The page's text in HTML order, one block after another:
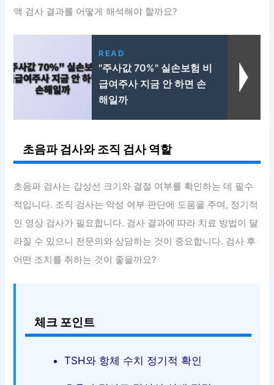
액 검사 결과를 어떻게 해석해야 할까요?
READ
"주사값 70%" 실손보험 비
급여주사 지금 안 하면 손
해일까
초음파 검사와 조직 검사 역할
초음파 검사는 갑상선 크기와 결절 여부를 확인하는 데 필수
적입니다. 조직 검사는 악성 여부 판단에 도움을 주며, 정기적
인 영상 검사가 필요합니다. 검사 결과에 따라 치료 방법이 달
라질 수 있으니 전문의와 상담하는 것이 중요합니다. 검사 후
어떤 조치를 취하는 것이 좋을까요?
체크 포인트
TSH와 항체 수치 정기적 확인